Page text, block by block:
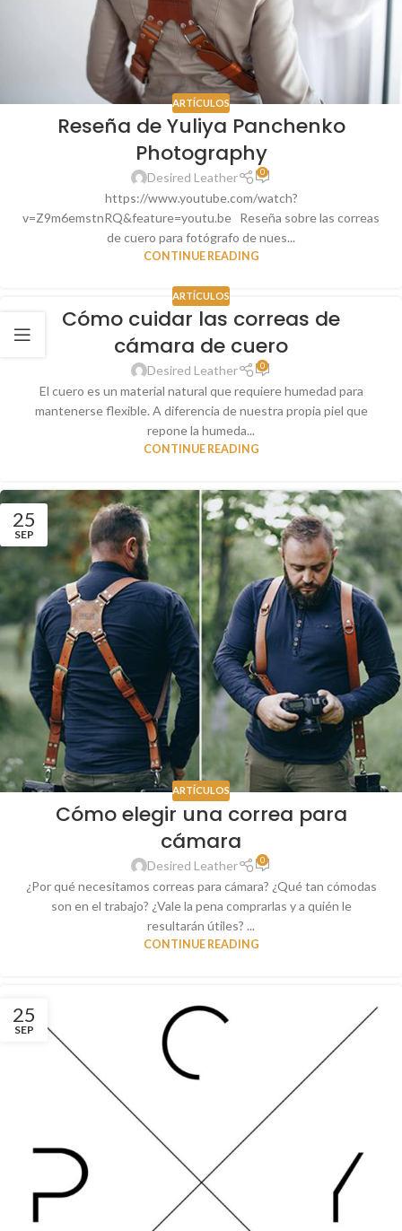
ARTÍCULOS
Reseña de Yuliya Panchenko
Photography
Desired Leather 0
https://www.youtube.com/watch?
v=Z9m6emstnRQ&feature=youtu.be Reseña sobre las correas
de cuero para fotógrafo de nues...
CONTINUE READING
ARTÍCULOS
Cómo cuidar las correas de
cámara de cuero
Desired Leather 0
El cuero es un material natural que requiere humedad para
mantenerse flexible. A diferencia de nuestra propia piel que
repone la humeda...
CONTINUE READING
25
SEP
ARTÍCULOS
Cómo elegir una correa para
cámara
Desired Leather 0
¿Por qué necesitamos correas para cámara? ¿Qué tan cómodas
son en el trabajo? ¿Vale la pena comprarlas y a quién le
resultarán útiles? ...
CONTINUE READING
25
SEP